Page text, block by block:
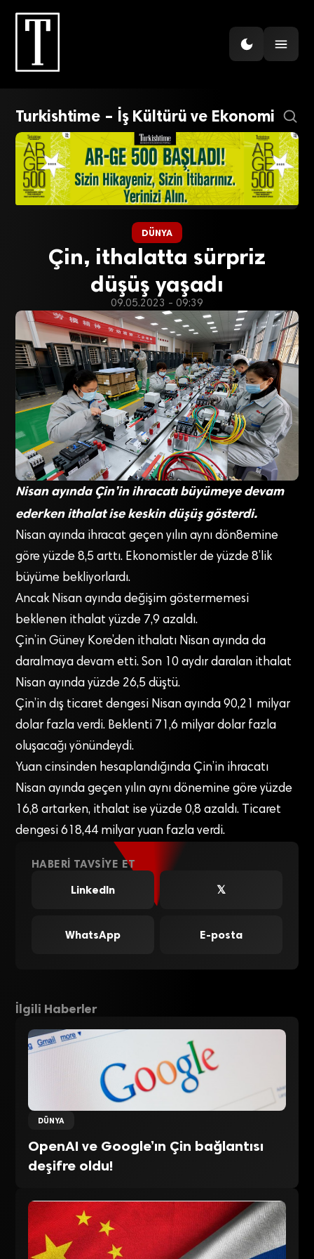
Turkishtime – İş Kültürü ve Ekonomi
DÜNYA
Çin, ithalatta sürpriz
düşüş yaşadı
09.05.2023 - 09:39
Nisan ayında Çin’in ihracatı büyümeye devam
ederken ithalat ise keskin düşüş gösterdi.
Nisan ayında ihracat geçen yılın aynı dön8emine
göre yüzde 8,5 arttı. Ekonomistler de yüzde 8’lik
büyüme bekliyorlardı.
Ancak Nisan ayında değişim göstermemesi
beklenen ithalat yüzde 7,9 azaldı.
Çin’in Güney Kore’den ithalatı Nisan ayında da
daralmaya devam etti. Son 10 aydır daralan ithalat
Nisan ayında yüzde 26,5 düştü.
Çin’in dış ticaret dengesi Nisan ayında 90,21 milyar
dolar fazla verdi. Beklenti 71,6 milyar dolar fazla
oluşacağı yönündeydi.
Yuan cinsinden hesaplandığında Çin’in ihracatı
Nisan ayında geçen yılın aynı dönemine göre yüzde
16,8 artarken, ithalat ise yüzde 0,8 azaldı. Ticaret
dengesi 618,44 milyar yuan fazla verdi.
HABERI TAVSIYE ET
LinkedIn
𝕏
WhatsApp E-posta
İlgili Haberler
DÜNYA
OpenAI ve Google’ın Çin bağlantısı
deşifre oldu!